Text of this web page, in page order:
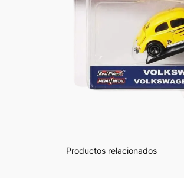
Productos relacionados